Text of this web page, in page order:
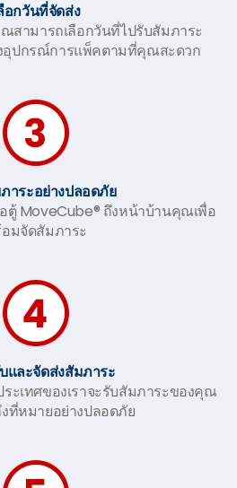
อกวันที่จัดส่ง
สามารถเลือกวันที่ไปรับสัมภาระ
อุปกรณ์การแพ็คตามที่คุณสะดวก
าระอย่างปลอดภัย
ตู้ MoveCube® ถึงหน้าบ้านคุณเพื่อ
มจัดสัมภาระ
บและจัดส่งสัมภาระ
ะเทศของเราจะรับสัมภาระของคุณ
ที่หมายอย่างปลอดภัย